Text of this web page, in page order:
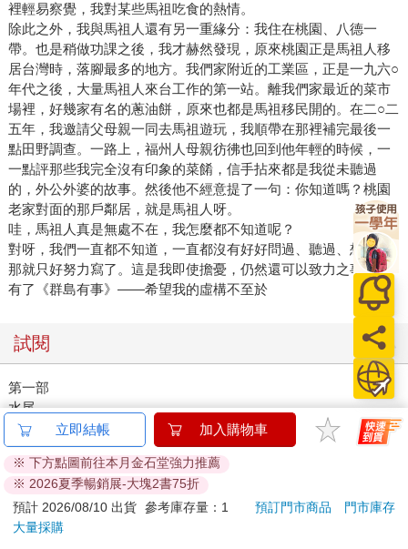
裡輕易察覺，我對某些馬祖吃食的熱情。
除此之外，我與馬祖人還有另一重緣分：我住在桃園、八德一
帶。也是稍做功課之後，我才赫然發現，原來桃園正是馬祖人移
居台灣時，落腳最多的地方。我們家附近的工業區，正是一九六○
年代之後，大量馬祖人來台工作的第一站。離我們家最近的菜市
場裡，好幾家有名的蔥油餅，原來也都是馬祖移民開的。在二○二
五年，我邀請父母親一同去馬祖遊玩，我順帶在那裡補完最後一
點田野調查。一路上，福州人母親彷彿也回到他年輕的時候，一
一點評那些我完全沒有印象的菜餚，信手拈來都是我從未聽過
的，外公外婆的故事。然後他不經意提了一句：你知道嗎？桃園
老家對面的那戶鄰居，就是馬祖人呀。
哇，馬祖人真是無處不在，我怎麼都不知道呢？
對呀，我們一直都不知道，一直都沒有好好問過、聽過、想過。
那就只好努力寫了。這是我即使擔憂，仍然還可以致力之事。遂
有了《群島有事》——希望我的虛構不至於
試閱
第一部
水尾
他覺得海太可怕了，彷彿自己整個人就要被海壓倒似的，正當他
想轉身回去的時候，偶然發現到前面靠近白色浪頭的海濱，正有
四五個人聚在一起。
——呂赫若，〈風頭水尾〉
立即結帳 加入購物車
※ 下方點圖前往本月金石堂強力推薦
※ 2026夏季暢銷展-大塊2書75折
預計 2026/08/10 出貨 參考庫存量：1 預訂門市商品
門市庫存
大量採購